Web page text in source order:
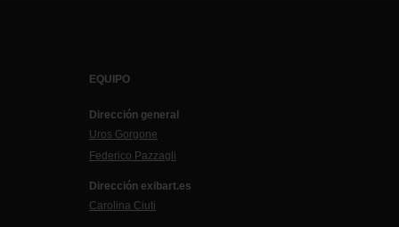
EQUIPO
Dirección general
Uros Gorgone
Federico Pazzagli
Dirección exibart.es
Carolina Ciuti